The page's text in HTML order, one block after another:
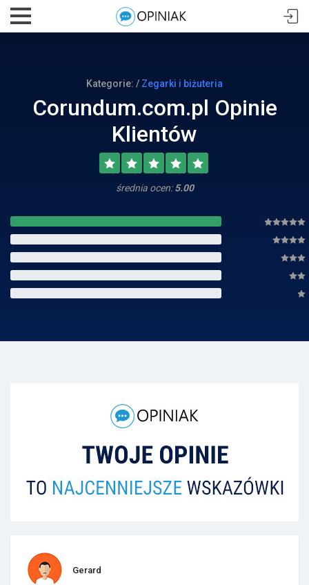
Kategorie: / Zegarki i biżuteria
Corundum.com.pl Opinie
Klientów
średnia ocen:5.00
Gerard